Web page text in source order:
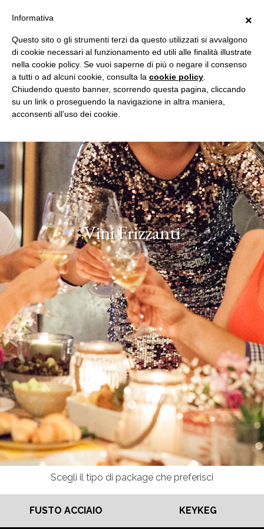
Vini Frizzanti
Scegli il tipo di package che preferisci
FUSTO ACCIAIO KEYKEG
×
Informativa
Questo sito o gli strumenti terzi da questo utilizzati si avvalgono
di cookie necessari al funzionamento ed utili alle finalità illustrate
nella cookie policy. Se vuoi saperne di più o negare il consenso
a tutti o ad alcuni cookie, consulta la cookie policy
Chiudendo questo banner, scorrendo questa pagina, cliccando
su un link o proseguendo la navigazione in altra maniera,
acconsenti all’uso dei cookie.